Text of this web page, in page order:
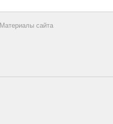
Материалы сайта